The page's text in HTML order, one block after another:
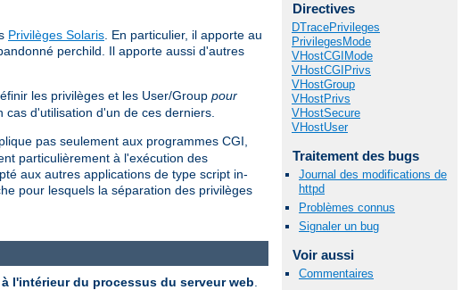
Privilèges Solaris. En particulier, il apporte au
perchild. Il apporte aussi d'autres
les privilèges et les User/Group pour
d'utilisation d'un de ces derniers.
pas seulement aux programmes CGI,
particulièrement à l'exécution des
aux autres applications de type script in-
pour lesquels la séparation des privilèges
Directives
DTracePrivileges
PrivilegesMode
VHostCGIMode
VHostCGIPrivs
VHostGroup
VHostPrivs
VHostSecure
VHostUser
Traitement des bugs
Journal des modifications de
httpd
Problèmes connus
Signaler un bug
Voir aussi
Commentaires
à l'intérieur du processus du serveur web